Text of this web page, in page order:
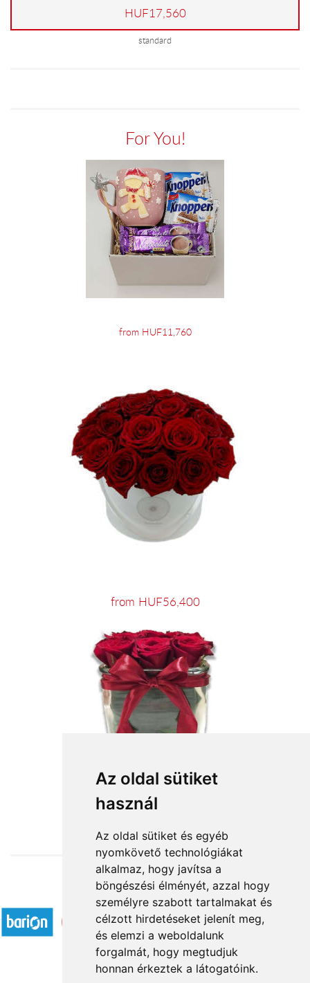
Az oldal sütiket
használ
Az oldal sütiket és egyéb
nyomkövető technológiákat
alkalmaz, hogy javítsa a
böngészési élményét, azzal hogy
személyre szabott tartalmakat és
célzott hirdetéseket jelenít meg,
és elemzi a weboldalunk
forgalmát, hogy megtudjuk
honnan érkeztek a látogatóink.
HUF17,560
standard
For You!
from HUF11,760
from HUF56,400
from HUF35,296
Accepted payment methods